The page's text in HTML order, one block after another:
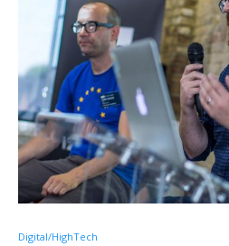
Digital/HighTech